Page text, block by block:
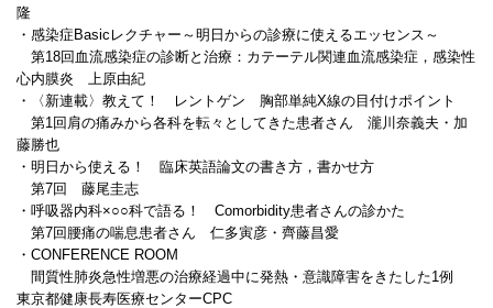
隆
・感染症Basicレクチャー～明日からの診療に使えるエッセンス～
第18回血流感染症の診断と治療：カテーテル関連血流感染症，感染性
心内膜炎 上原由紀
・〈新連載〉教えて！ レントゲン 胸部単純X線の目付けポイント
第1回肩の痛みから各科を転々としてきた患者さん 瀧川奈義夫・加
藤勝也
・明日から使える！ 臨床英語論文の書き方，書かせ方
第7回 藤尾圭志
・呼吸器内科×○○科で語る！ Comorbidity患者さんの診かた
第7回腰痛の喘息患者さん 仁多寅彦・齊藤昌愛
・CONFERENCE ROOM
間質性肺炎急性増悪の治療経過中に発熱・意識障害をきたした1例
東京都健康長寿医療センターCPC